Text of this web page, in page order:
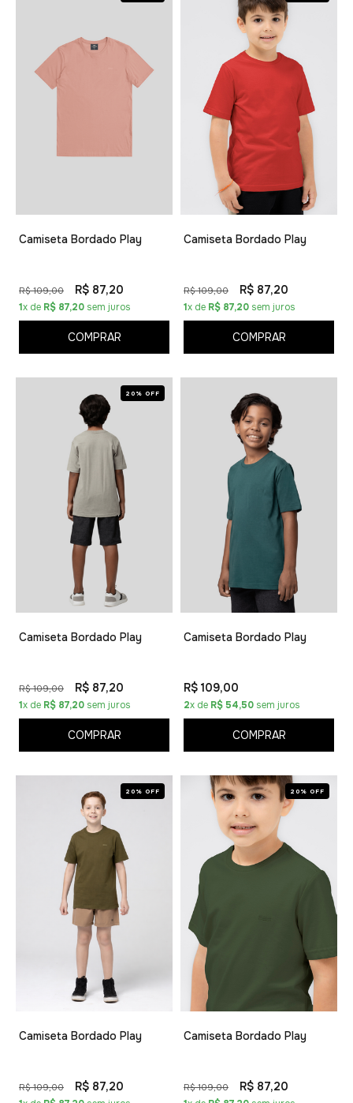
Camiseta Bordado Play
R$ 109,00 R$ 87,20
1x de R$ 87,20 sem juros
COMPRAR
Camiseta Bordado Play
R$ 109,00 R$ 87,20
1x de R$ 87,20 sem juros
COMPRAR
20% OFF
Camiseta Bordado Play
R$ 109,00 R$ 87,20
1x de R$ 87,20 sem juros
COMPRAR
Camiseta Bordado Play
R$ 109,00
2x de R$ 54,50 sem juros
COMPRAR
20% OFF
Camiseta Bordado Play
R$ 109,00 R$ 87,20
20% OFF
Camiseta Bordado Play
R$ 109,00 R$ 87,20